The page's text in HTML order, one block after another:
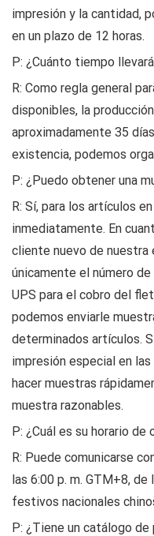
impresión y la cantidad,
en un plazo de 12 horas.
P: ¿Cuánto tiempo
R: Como regla general
disponibles, la
aproximadamente 35
existencia, podemos
P: ¿Puedo obtener una
R: Sí, para los artículos
inmediatamente. En
cliente nuevo de nuestra
únicamente el número
UPS para el cobro del
podemos enviarle
determinados artículos.
impresión especial en
hacer muestras
muestra razonables.
P: ¿Cuál es su horario de
R: Puede comunicarse
las 6:00 p. m. GTM+8,
festivos nacionales
P: ¿Tiene un catálogo de